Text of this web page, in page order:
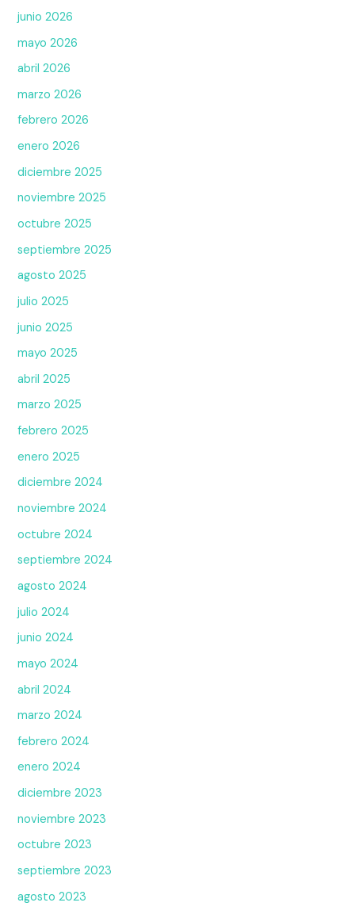
junio 2026
mayo 2026
abril 2026
marzo 2026
febrero 2026
enero 2026
diciembre 2025
noviembre 2025
octubre 2025
septiembre 2025
agosto 2025
julio 2025
junio 2025
mayo 2025
abril 2025
marzo 2025
febrero 2025
enero 2025
diciembre 2024
noviembre 2024
octubre 2024
septiembre 2024
agosto 2024
julio 2024
junio 2024
mayo 2024
abril 2024
marzo 2024
febrero 2024
enero 2024
diciembre 2023
noviembre 2023
octubre 2023
septiembre 2023
agosto 2023